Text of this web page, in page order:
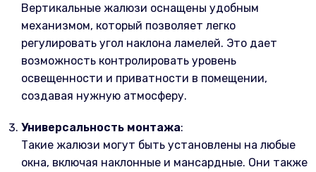
Вертикальные жалюзи оснащены удобным
механизмом, который позволяет легко
регулировать угол наклона ламелей. Это дает
возможность контролировать уровень
освещенности и приватности в помещении,
создавая нужную атмосферу.
Универсальность монтажа:
Такие жалюзи могут быть установлены на любые
окна, включая наклонные и мансардные. Они также